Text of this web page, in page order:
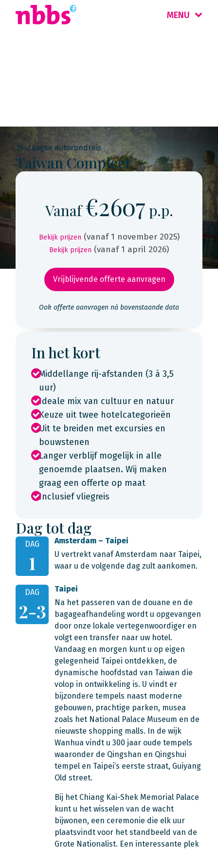
MENU
15-daagse autorondreis
Taiwan Compleet
Vanaf€2607 p.p.
Bekijk prijzen (vanaf 1 november 2025)
Bekijk prijzen (vanaf 1 april 2026)
Vrijblijvende offerte aanvragen
Ook offerte aanvragen ná bovenstaande data
In het kort
Middellange rij-afstanden (3 à 3,5
uur)
Ideale mix van cultuur en natuur
Keuze uit twee hotelcategorieën
Uit te breiden met excursies en
bouwstenen
Langer verblijf mogelijk in alle
genoemde plaatsen. Wij maken
graag een offerte op maat
Inclusief vliegreis
Dag tot dag
DAG
1
Amsterdam – Taipei
U vertrekt vanaf Amsterdam naar Taipei,
waar u de volgende dag zult aankomen.
DAG
2-3
Taipei
Na het passeren van de douane en de
bagageafhandeling wordt u opgevangen
door onze lokale vertegenwoordiger en
volgt een transfer naar uw hotel.
Vandaag en morgen kunt u op eigen
gelegenheid Taipei ontdekken, de
dynamische hoofdstad van Taiwan die
volop in ontwikkeling is. U vindt er
bijzondere tempels naast moderne
gebouwen, prachtige parken, musea
zoals het National Palace Museum en de
nieuwste shopping malls. In de wijk
Wanhua vindt u 300 jaar oude tempels
waaronder de Qingshan en Qingshui
tempel en Taipei’s eerste straat, Guiyang
Old street.
Bij het Chiang Kai-Shek Memorial Palace
kunt u het wisselen van de wacht
bijwonen, een ceremonie die elk uur
plaatsvindt voor het standbeeld van de
Grote Nationalist. Een interessante plek